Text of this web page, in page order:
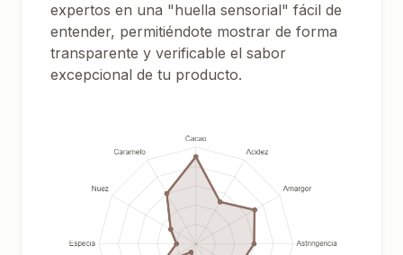
expertos en una "huella sensorial" fácil de
entender, permitiéndote mostrar de forma
transparente y verificable el sabor
excepcional de tu producto.